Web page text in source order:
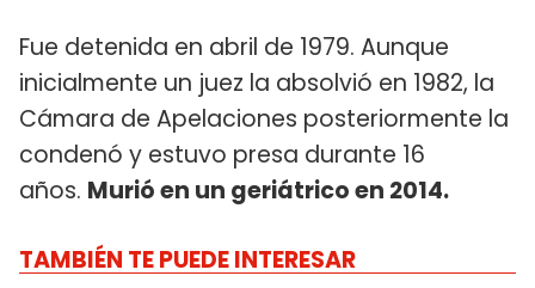
Fue detenida en abril de 1979. Aunque
inicialmente un juez la absolvió en 1982, la
Cámara de Apelaciones posteriormente la
condenó y estuvo presa durante 16
años. Murió en un geriátrico en 2014.
TAMBIÉN TE PUEDE INTERESAR